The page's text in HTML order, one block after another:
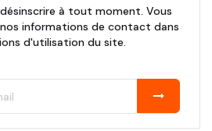
à tout moment. Vous
informations de contact dans
d'utilisation du site.